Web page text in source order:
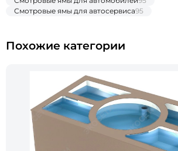
Смотровые ямы для автосервиса95
Похожие категории